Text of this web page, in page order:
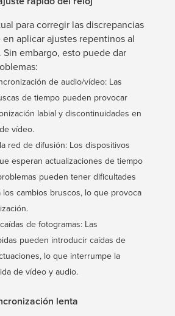
para corregir las discrepancias
en aplicar ajustes repentinos al
Sin embargo, esto puede dar
de audio/vídeo: Las
de tiempo pueden provocar
labial y discontinuidades en
vídeo.
red de difusión: Los dispositivos
esperan actualizaciones de tiempo
pueden tener dificultades
los cambios bruscos, lo que provoca
de fotogramas: Las
pueden introducir caídas de
lo que interrumpe la
de vídeo y audio.
lenta